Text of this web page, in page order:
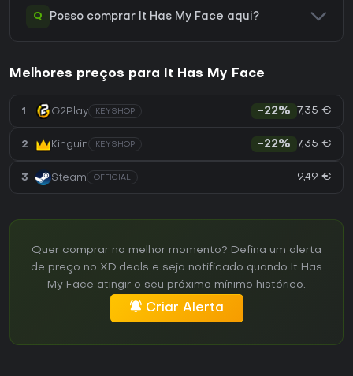
Q Posso comprar It Has My Face aqui?
Melhores preços para It Has My Face
1 G2Play KEYSHOP -22% 7,35 €
2 Kinguin KEYSHOP -22% 7,35 €
3 Steam OFFICIAL 9,49 €
Quer comprar no melhor momento? Defina um alerta
de preço no XD.deals e seja notificado quando It Has
My Face atingir o seu próximo mínimo histórico.
Criar Alerta